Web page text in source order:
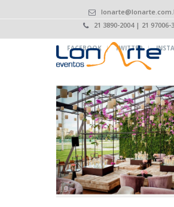
21 3890-2004 | 21 97006-
FACEBOOK | TWITTER |